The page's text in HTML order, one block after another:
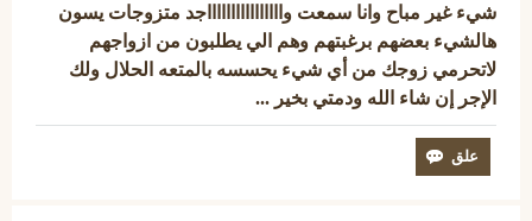
شيء غير مباح وانا سمعت وااااااااااااااااجد متزوجات يسون
هالشيء بعضهم برغبتهم وهم الي يطلبون من ازواجهم
لاتحرمي زوجك من أي شيء يحسسه بالمتعه الحلال ولك
الإجر إن شاء الله ودمتي بخير ...